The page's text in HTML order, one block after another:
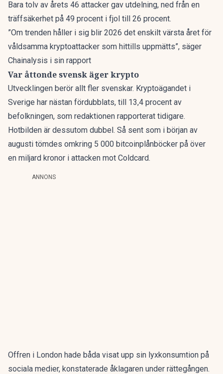
Bara tolv av årets 46 attacker gav utdelning, ned från en
träffsäkerhet på 49 procent i fjol till 26 procent.
”Om trenden håller i sig blir 2026 det enskilt värsta året för
våldsamma kryptoattacker som hittills uppmätts”, säger
Chainalysis i sin rapport
Var åttonde svensk äger krypto
Utvecklingen berör allt fler svenskar. Kryptoägandet i
Sverige har nästan fördubblats, till 13,4 procent av
befolkningen, som redaktionen rapporterat tidigare.
Hotbilden är dessutom dubbel. Så sent som i början av
augusti tömdes omkring 5 000 bitcoinplånböcker på över
en miljard kronor i attacken mot Coldcard.
ANNONS
Offren i London hade båda visat upp sin lyxkonsumtion på
sociala medier, konstaterade åklagaren under rättegången.